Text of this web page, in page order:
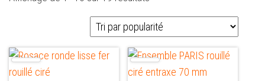
popularité
Ce
produit
Ce
produit